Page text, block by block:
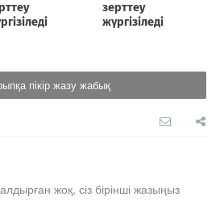
пікір жазу жабық
жоқ, сіз бірінші жазыңыз